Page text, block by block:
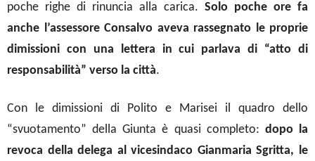
poche righe di rinuncia alla carica. Solo poche ore fa
anche l’assessore Consalvo aveva rassegnato le proprie
dimissioni con una lettera in cui parlava di “atto di
responsabilità” verso la città.
Con le dimissioni di Polito e Marisei il quadro dello
“svuotamento” della Giunta è quasi completo: dopo la
revoca della delega al vicesindaco Gianmaria Sgritta, le